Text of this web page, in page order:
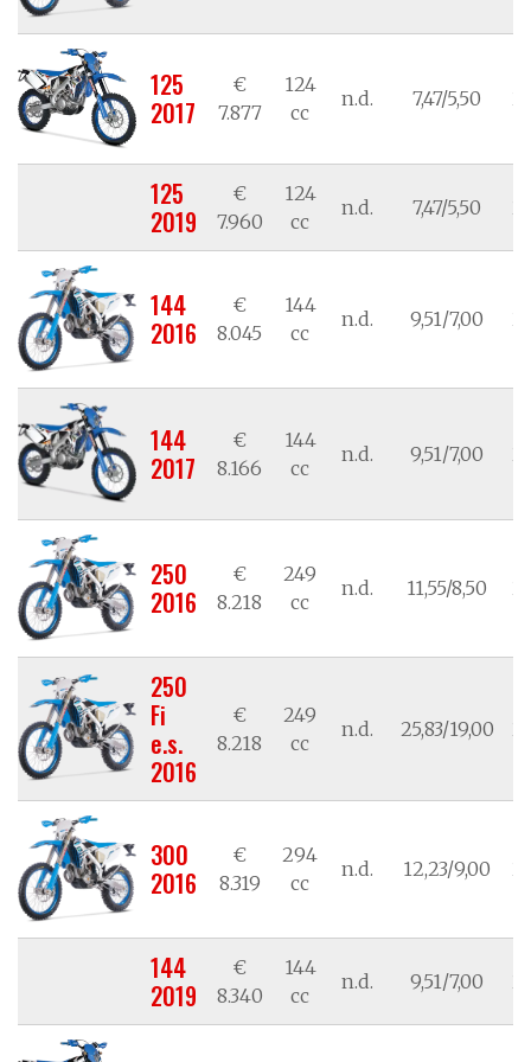
125
2017
€
7.877
124
cc
n.d. 7,47/5,50
125
2019
€
7.960
124
cc
n.d. 7,47/5,50
144
2016
€
8.045
144
cc
n.d. 9,51/7,00
144
2017
€
8.166
144
cc
n.d. 9,51/7,00
250
2016
€
8.218
249
cc
n.d. 11,55/8,50
250
Fi
e.s.
2016
€
8.218
249
cc
n.d. 25,83/19,00
300
2016
€
8.319
294
cc
n.d. 12,23/9,00
144
2019
€
8.340
144
cc
n.d. 9,51/7,00